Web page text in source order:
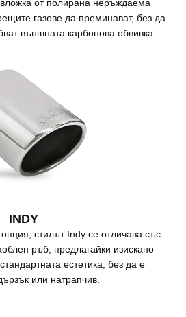
от полирана неръждаема
газове да преминават, без да
външната карбонова обвивка.
INDY
стилът Indy се отличава със
ръб, предлагайки изискано
естетика, без да е
или натрапчив.